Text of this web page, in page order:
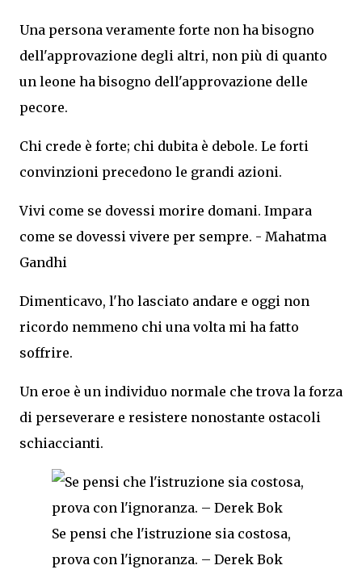
Una persona veramente forte non ha bisogno
dell'approvazione degli altri, non più di quanto
un leone ha bisogno dell'approvazione delle
pecore.
Chi crede è forte; chi dubita è debole. Le forti
convinzioni precedono le grandi azioni.
Vivi come se dovessi morire domani. Impara
come se dovessi vivere per sempre. - Mahatma
Gandhi
Dimenticavo, l'ho lasciato andare e oggi non
ricordo nemmeno chi una volta mi ha fatto
soffrire.
Un eroe è un individuo normale che trova la forza
di perseverare e resistere nonostante ostacoli
schiaccianti.
Se pensi che l'istruzione sia costosa,
prova con l'ignoranza. – Derek Bok